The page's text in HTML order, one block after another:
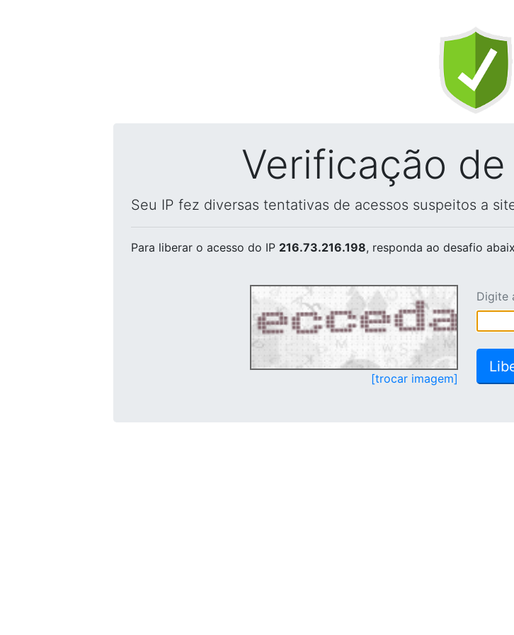
Verificação
Seu IP fez diversas tentativas de acessos suspeitos a
Para liberar o acesso do IP 216.73.216.198, responda ao desafio
[trocar imagem]
Digite